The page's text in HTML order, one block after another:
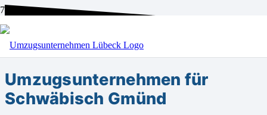
BEI UNS SIND SIE RICHTIG!
Umzugsunternehmen für
Schwäbisch Gmünd